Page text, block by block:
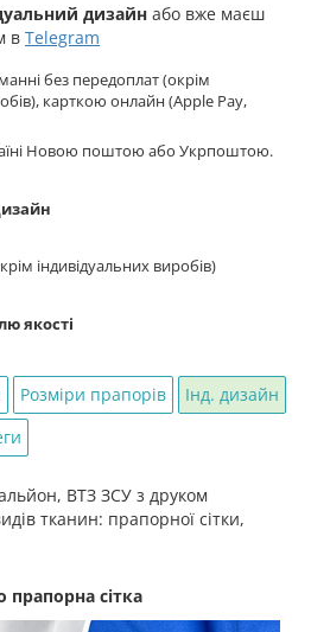
дизайн або вже маєш
в Telegram
без передоплат (окрім
карткою онлайн (Apple Pay,
Новою поштою або Укрпоштою.
індивідуальних виробів)
якості
Розміри прапорів
Інд. дизайн
ВТЗ ЗСУ з друком
тканин: прапорної сітки,
прапорна сітка